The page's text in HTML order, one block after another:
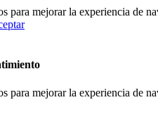
para mejorar la experiencia de
para mejorar la experiencia de